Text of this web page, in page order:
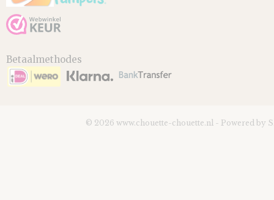
Betaalmethodes
© 2026 www.chouette-chouette.nl - Powered by